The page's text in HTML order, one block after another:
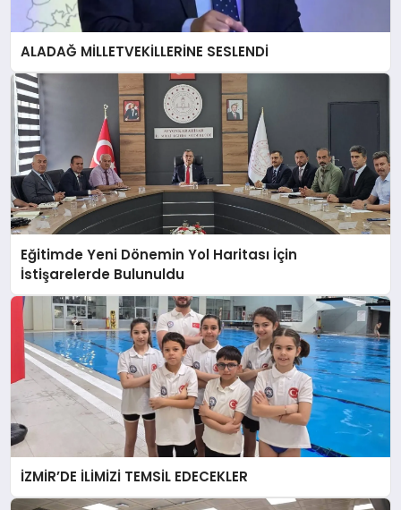
ALADAĞ MİLLETVEKİLLERİNE SESLENDİ
Eğitimde Yeni Dönemin Yol Haritası İçin
İstişarelerde Bulunuldu
İZMİR’DE İLİMİZİ TEMSİL EDECEKLER